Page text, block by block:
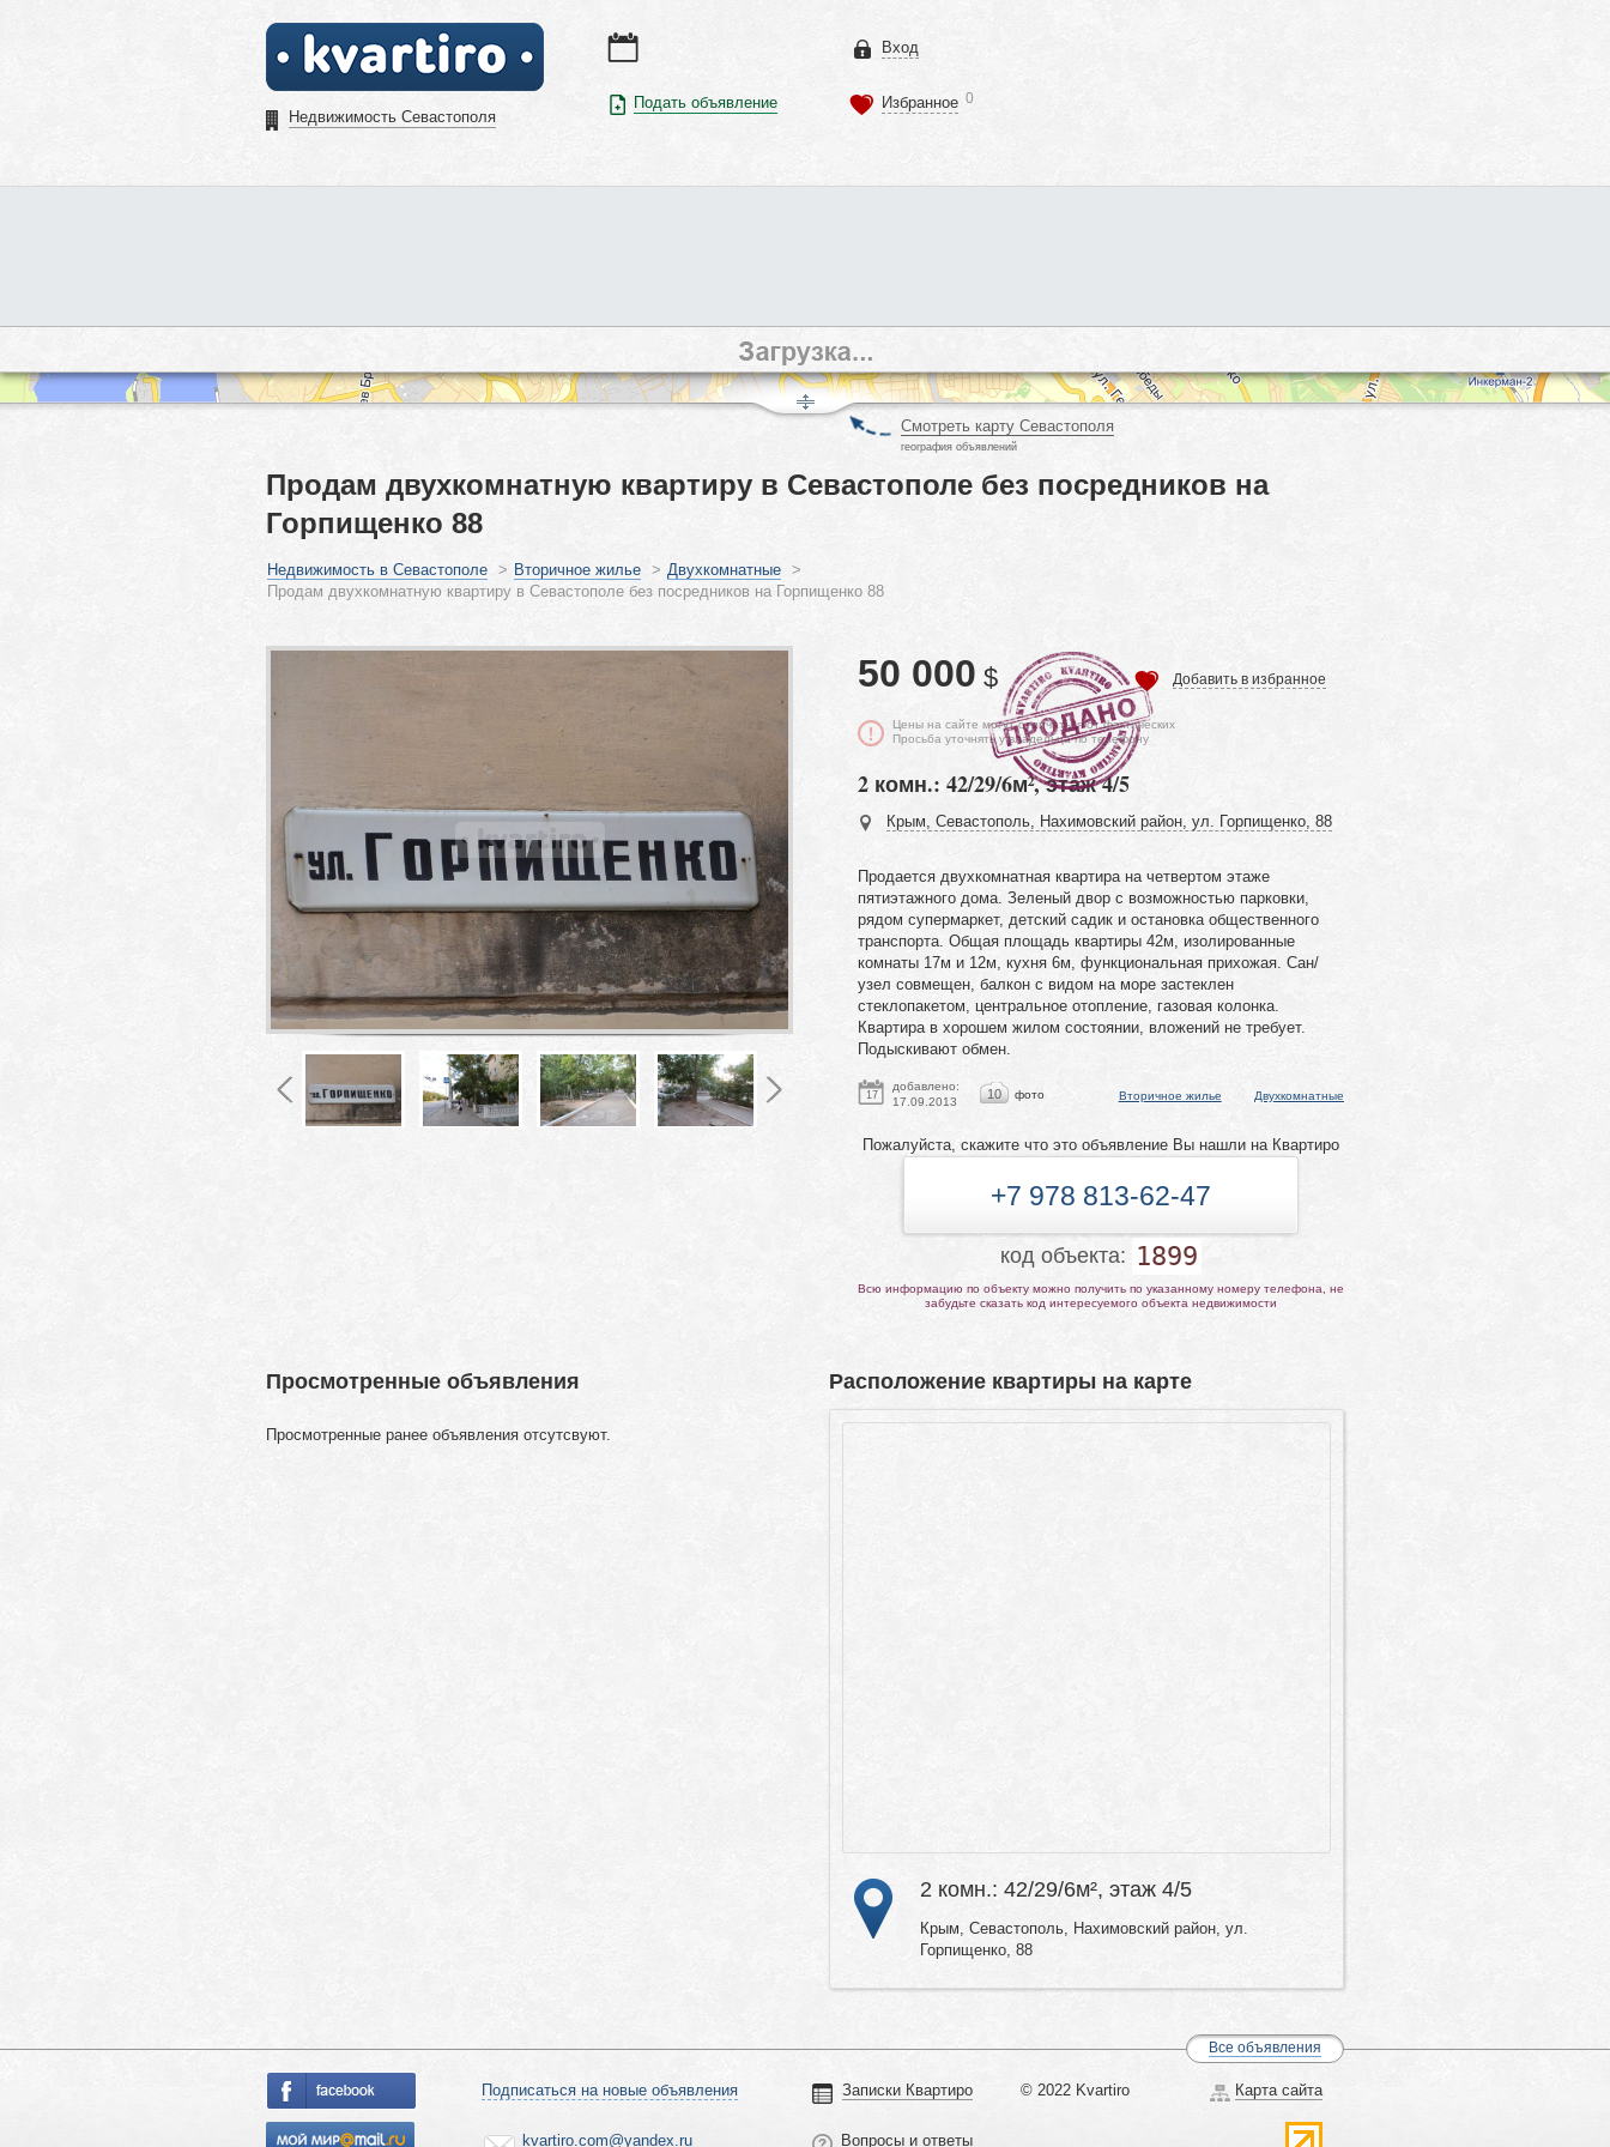
Недвижимость Севастополя
Подать объявление
Вход
Избранное 0
Смотреть карту Севастополя
география объявлений
Продам двухкомнатную квартиру в Севастополе без посредников на
Горпищенко 88
Недвижимость в Севастополе > Вторичное жилье > Двухкомнатные >
Продам двухкомнатную квартиру в Севастополе без посредников на Горпищенко 88
50 000 $ Добавить в избранное
Цены на сайте могут отличаться от фактических
Просьба уточнять у владельца по телефону
2 комн.: 42/29/6м², этаж 4/5
Крым, Севастополь, Нахимовский район, ул. Горпищенко, 88
Продается двухкомнатная квартира на четвертом этаже
пятиэтажного дома. Зеленый двор с возможностью парковки,
рядом супермаркет, детский садик и остановка общественного
транспорта. Общая площадь квартиры 42м, изолированные
комнаты 17м и 12м, кухня 6м, функциональная прихожая. Сан/
узел совмещен, балкон с видом на море застеклен
стеклопакетом, центральное отопление, газовая колонка.
Квартира в хорошем жилом состоянии, вложений не требует.
Подыскивают обмен.
17
добавлено:
17.09.2013
10 фото Вторичное жилье Двухкомнатные
Пожалуйста, скажите что это объявление Вы нашли на Квартиро
+7 978 813-62-47
код объекта: 1899
Всю информацию по объекту можно получить по указанному номеру телефона, не
забудьте сказать код интересуемого объекта недвижимости
Расположение квартиры на карте
2 комн.: 42/29/6м², этаж 4/5
Крым, Севастополь, Нахимовский район, ул.
Горпищенко, 88
Просмотренные объявления
Просмотренные ранее объявления отсутсвуют.
Все объявления
Подписаться на новые объявления
kvartiro.com@yandex.ru
Записки Квартиро
Вопросы и ответы
© 2022 Kvartiro Карта сайта